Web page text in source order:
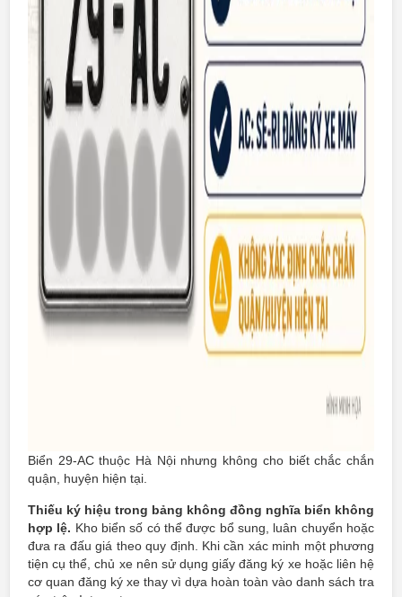
Biển 29-AC thuộc Hà Nội nhưng không cho biết chắc chắn
quận, huyện hiện tại.
Thiếu ký hiệu trong bảng không đồng nghĩa biển không
hợp lệ. Kho biển số có thể được bổ sung, luân chuyển hoặc
đưa ra đấu giá theo quy định. Khi cần xác minh một phương
tiện cụ thể, chủ xe nên sử dụng giấy đăng ký xe hoặc liên hệ
cơ quan đăng ký xe thay vì dựa hoàn toàn vào danh sách tra